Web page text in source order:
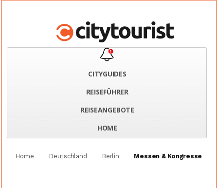
CITYGUIDES
REISEFÜHRER
REISEANGEBOTE
HOME
Home Deutschland Berlin Messen & Kongresse